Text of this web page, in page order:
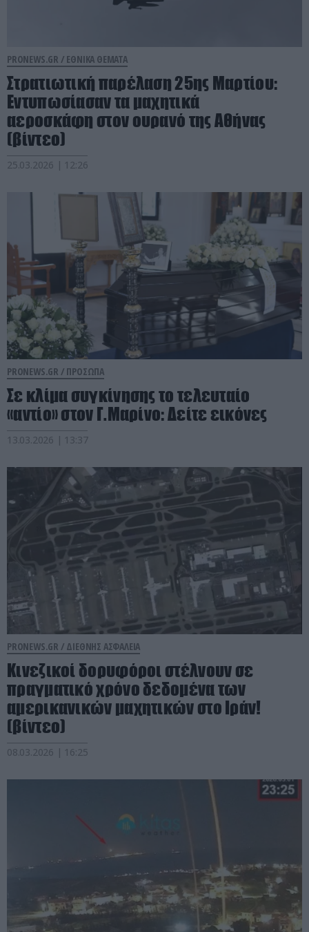
PRONEWS.GR / ΕΘΝΙΚΑ ΘΕΜΑΤΑ
Στρατιωτική παρέλαση 25ης Μαρτίου:
Εντυπωσίασαν τα μαχητικά
αεροσκάφη στον ουρανό της Αθήνας
(βίντεο)
25.03.2026 | 12:26
PRONEWS.GR / ΠΡΟΣΩΠΑ
Σε κλίμα συγκίνησης το τελευταίο
«αντίο» στον Γ.Μαρίνο: Δείτε εικόνες
13.03.2026 | 13:37
PRONEWS.GR / ΔΙΕΘΝΗΣ ΑΣΦΑΛΕΙΑ
Κινεζικοί δορυφόροι στέλνουν σε
πραγματικό χρόνο δεδομένα των
αμερικανικών μαχητικών στο Ιράν!
(βίντεο)
08.03.2026 | 16:25